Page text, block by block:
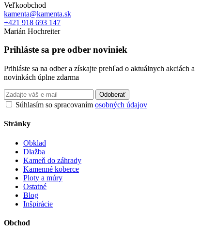
Veľkoobchod
kamenta@kamenta.sk
+421 918 693 147
Marián Hochreiter
Prihláste sa pre odber noviniek
Prihláste sa na odber a získajte prehľad o aktuálnych akciách a
novinkách úplne zdarma
Odoberať
Súhlasím so spracovaním osobných údajov
Stránky
Obklad
Dlažba
Kameň do záhrady
Kamenné koberce
Ploty a múry
Ostatné
Blog
Inšpirácie
Obchod